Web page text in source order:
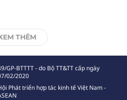
THÊM
GP-BTTTT - do Bộ TT&TT cấp ngày
02/2020
Phát triển hợp tác kinh tế Việt Nam -